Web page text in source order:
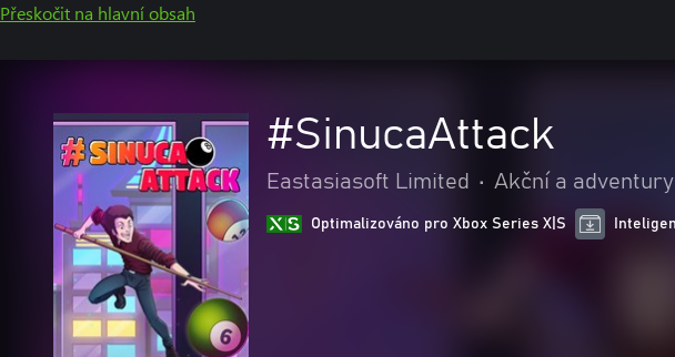
Přeskočit na hlavní obsah
#SinucaAttack
Eastasiasoft Limited • Akční a adventury
Optimalizováno pro Xbox Series X|S